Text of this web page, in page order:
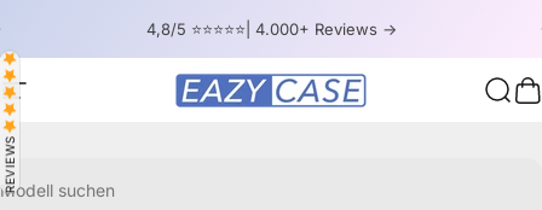
4,8/5 ⭐⭐⭐⭐⭐| 4.000+ Reviews ->
Seitennavigation EAZY CASE
REVIEWS
Modell suchen